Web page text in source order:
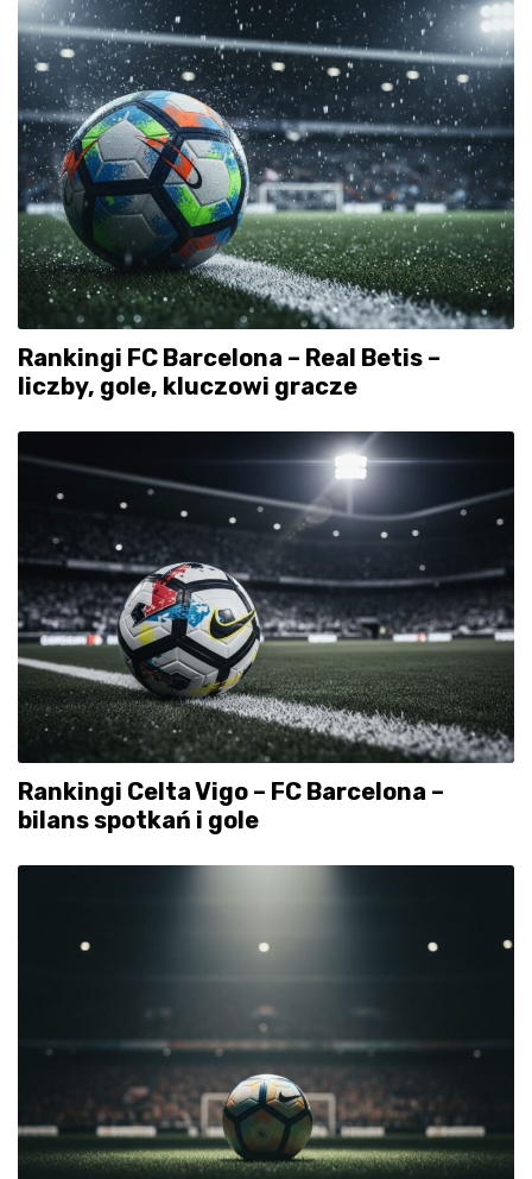
Rankingi FC Barcelona – Real Betis –
liczby, gole, kluczowi gracze
Rankingi Celta Vigo – FC Barcelona –
bilans spotkań i gole